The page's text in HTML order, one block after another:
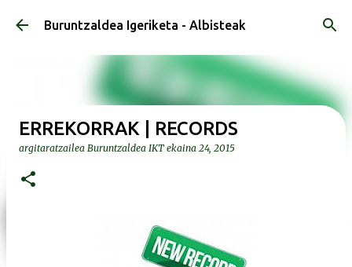
Saltatu eta joan eduki nagusira
Buruntzaldea Igeriketa - Albisteak
ERREKORRAK | RECORDS
argitaratzailea Buruntzaldea IKT ekaina 24, 2015